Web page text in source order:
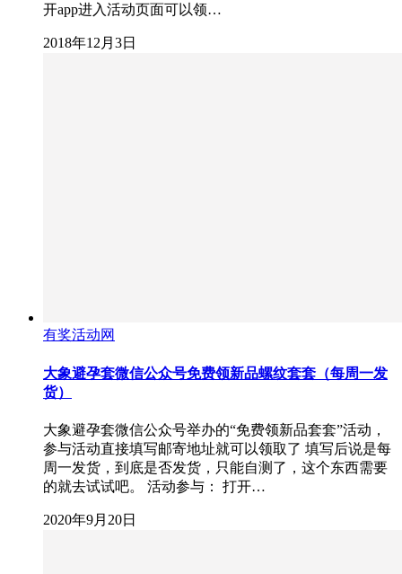
开app进入活动页面可以领…
2018年12月3日
有奖活动网
大象避孕套微信公众号免费领新品螺纹套套（每周一发
货）
大象避孕套微信公众号举办的“免费领新品套套”活动，
参与活动直接填写邮寄地址就可以领取了 填写后说是每
周一发货，到底是否发货，只能自测了，这个东西需要
的就去试试吧。 活动参与： 打开…
2020年9月20日